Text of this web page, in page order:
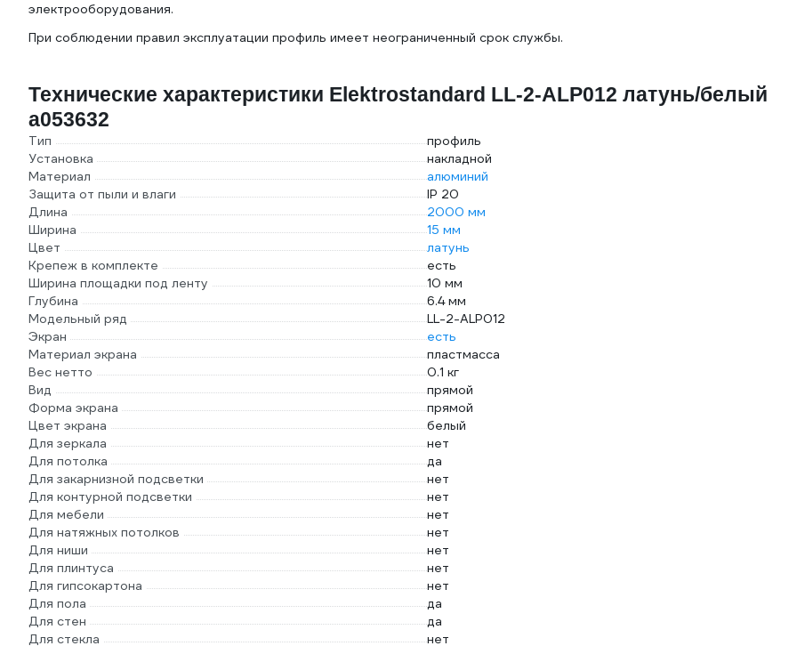
электрооборудования.
При соблюдении правил эксплуатации профиль имеет неограниченный срок службы.
Технические характеристики Elektrostandard LL-2-ALP012 латунь/белый
a053632
Тип
профиль
Установка
накладной
Материал
алюминий
Защита от пыли и влаги
IP 20
Длина
2000 мм
Ширина
15 мм
Цвет
латунь
Крепеж в комплекте
есть
Ширина площадки под ленту
10 мм
Глубина
6.4 мм
Модельный ряд
LL-2-ALP012
Экран
есть
Материал экрана
пластмасса
Вес нетто
0.1 кг
Вид
прямой
Форма экрана
прямой
Цвет экрана
белый
Для зеркала
нет
Для потолка
да
Для закарнизной подсветки
нет
Для контурной подсветки
нет
Для мебели
нет
Для натяжных потолков
нет
Для ниши
нет
Для плинтуса
нет
Для гипсокартона
нет
Для пола
да
Для стен
да
Для стекла
нет